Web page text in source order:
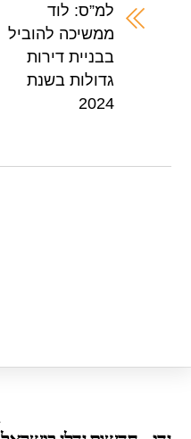
b
A
p
p
למ”ס: לוד
ממשיכה להוביל
בבניית דירות
גדולות בשנת
2024